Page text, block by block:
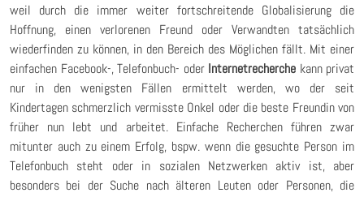
weil durch die immer weiter fortschreitende Globalisierung die
Hoffnung, einen verlorenen Freund oder Verwandten tatsächlich
wiederfinden zu können, in den Bereich des Möglichen fällt. Mit einer
einfachen Facebook-, Telefonbuch- oder Internetrecherche kann privat
nur in den wenigsten Fällen ermittelt werden, wo der seit
Kindertagen schmerzlich vermisste Onkel oder die beste Freundin von
früher nun lebt und arbeitet. Einfache Recherchen führen zwar
mitunter auch zu einem Erfolg, bspw. wenn die gesuchte Person im
Telefonbuch steht oder in sozialen Netzwerken aktiv ist, aber
besonders bei der Suche nach älteren Leuten oder Personen, die